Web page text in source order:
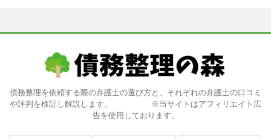
債務整理を依頼する際の弁護士の選び方と、それぞれの弁護士の口コミ
や評判を検証し解説します。 ※当サイトはアフィリエイト広
告を使用しております。